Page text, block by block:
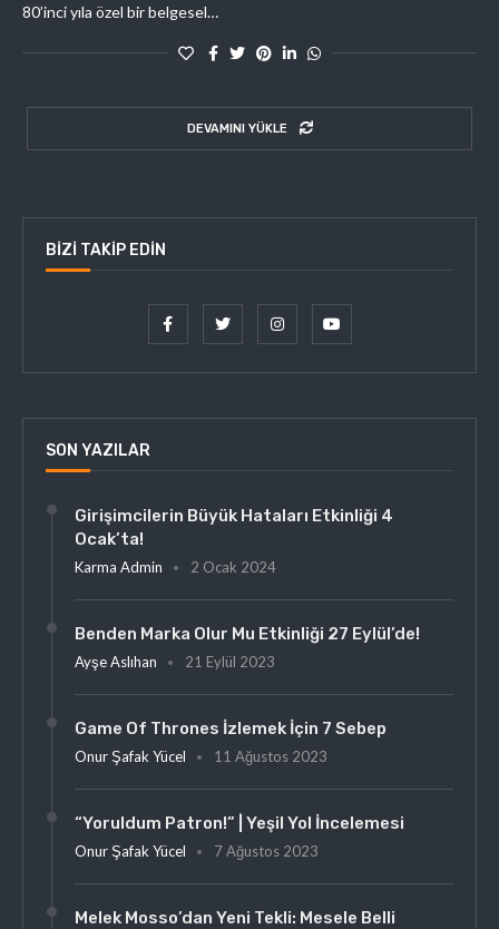
80’inci yıla özel bir belgesel…
DEVAMINI YÜKLE
BIZI TAKIP EDIN
SON YAZILAR
Girişimcilerin Büyük Hataları Etkinliği 4
Ocak’ta!
Karma Admin 2 Ocak 2024
Benden Marka Olur Mu Etkinliği 27 Eylül’de!
Ayşe Aslıhan 21 Eylül 2023
Game Of Thrones İzlemek İçin 7 Sebep
Onur Şafak Yücel 11 Ağustos 2023
“Yoruldum Patron!” | Yeşil Yol İncelemesi
Onur Şafak Yücel 7 Ağustos 2023
Melek Mosso’dan Yeni Tekli: Mesele Belli